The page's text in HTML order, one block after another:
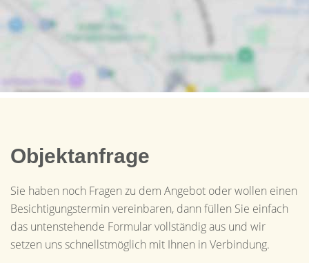
Objektanfrage
Sie haben noch Fragen zu dem Angebot oder wollen einen
Besichtigungstermin vereinbaren, dann füllen Sie einfach
das untenstehende Formular vollständig aus und wir
setzen uns schnellstmöglich mit Ihnen in Verbindung.